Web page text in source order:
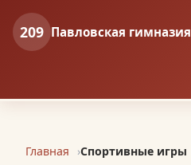
209 Павловская гимназия
Главная Спортивные игры